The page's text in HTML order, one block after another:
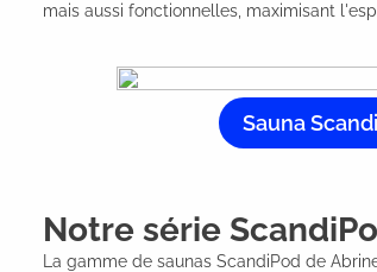
mais aussi fonctionnelles, maximisant
Sauna
Notre série
La gamme de saunas ScandiPod de